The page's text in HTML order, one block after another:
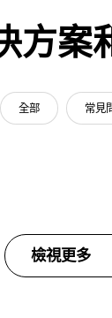
方案
全部 常見
檢視更多